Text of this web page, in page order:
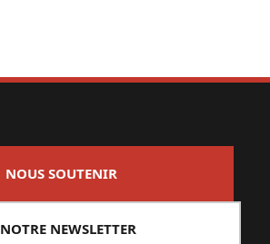
NOUS SOUTENIR
NOTRE NEWSLETTER